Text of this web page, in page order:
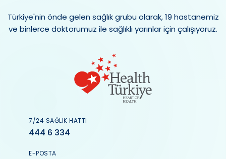
Türkiye'nin önde gelen sağlık grubu olarak, 19 hastanemiz
ve binlerce doktorumuz ile sağlıklı yarınlar için çalışıyoruz.
7/24 SAĞLIK HATTI
444 6 334
E-POSTA